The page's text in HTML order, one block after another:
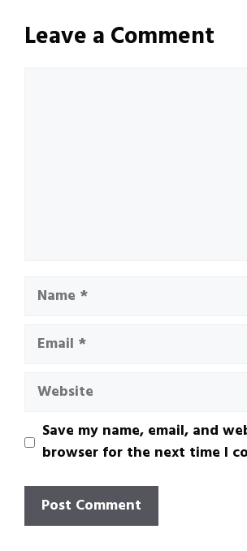
Leave a Comment
Name
Email
Website
Save my name, email, and
browser for the next time I